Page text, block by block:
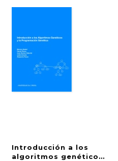
analítica
Introducción a los
algoritmos genéticos y